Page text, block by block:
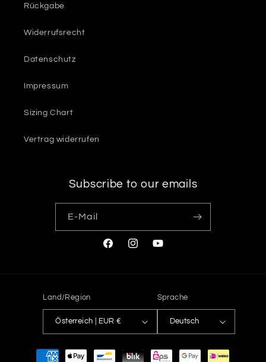
Rückgabe
Widerrufsrecht
Datenschutz
Impressum
Sizing Chart
Vertrag widerrufen
Subscribe to our emails
E-Mail
FacebookInstagramYouTube
Land/Region
Österreich | EUR €
Sprache
Deutsch
Zahlungsmethoden